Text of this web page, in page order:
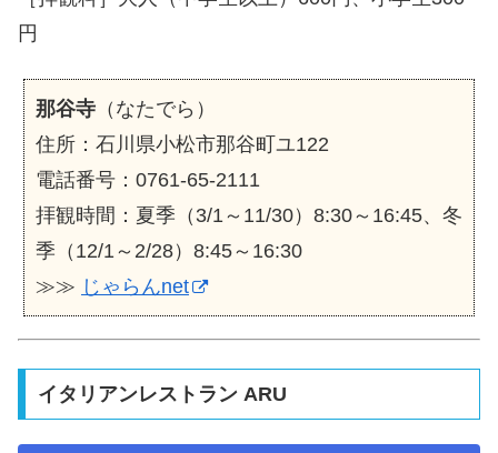
円
那谷寺 （なたでら）
住所：石川県小松市那谷町ユ122
電話番号：0761-65-2111
拝観時間：夏季（3/1～11/30）8:30～16:45、冬
季（12/1～2/28）8:45～16:30
≫≫ じゃらんnet
イタリアンレストラン ARU